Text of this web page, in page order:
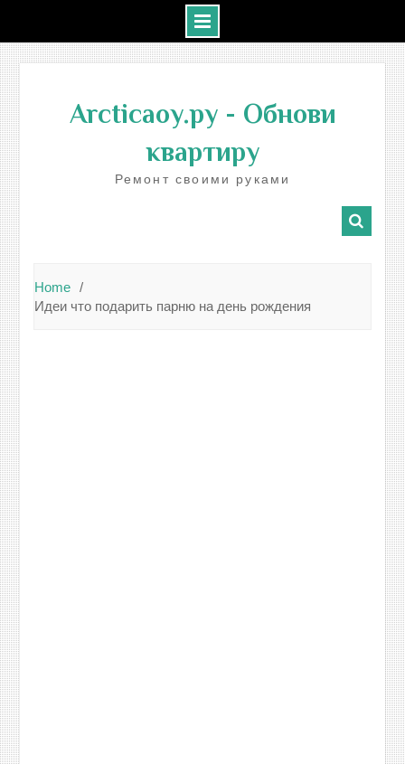
contentArcticaoy.ру- Обнови
квартиру
Ремонт своими руками
Home
Идеи что подарить парню на день рождения